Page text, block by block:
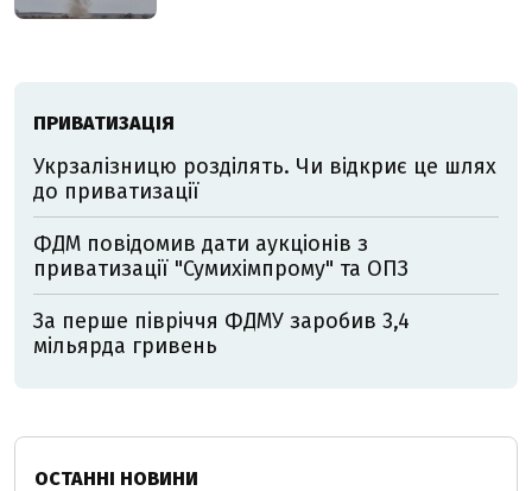
ПРИВАТИЗАЦІЯ
Укрзалізницю розділять. Чи відкриє це шлях
до приватизації
ФДМ повідомив дати аукціонів з
приватизації "Сумихімпрому" та ОПЗ
За перше півріччя ФДМУ заробив 3,4
мільярда гривень
ОСТАННІ НОВИНИ